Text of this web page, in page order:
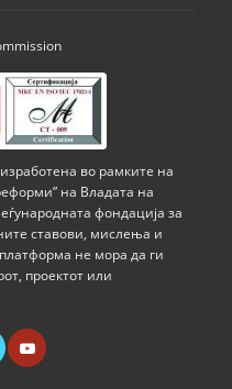
во рамките на
на Владата на
фондација за
ставови, мислења и
не мора да ги
проектот или